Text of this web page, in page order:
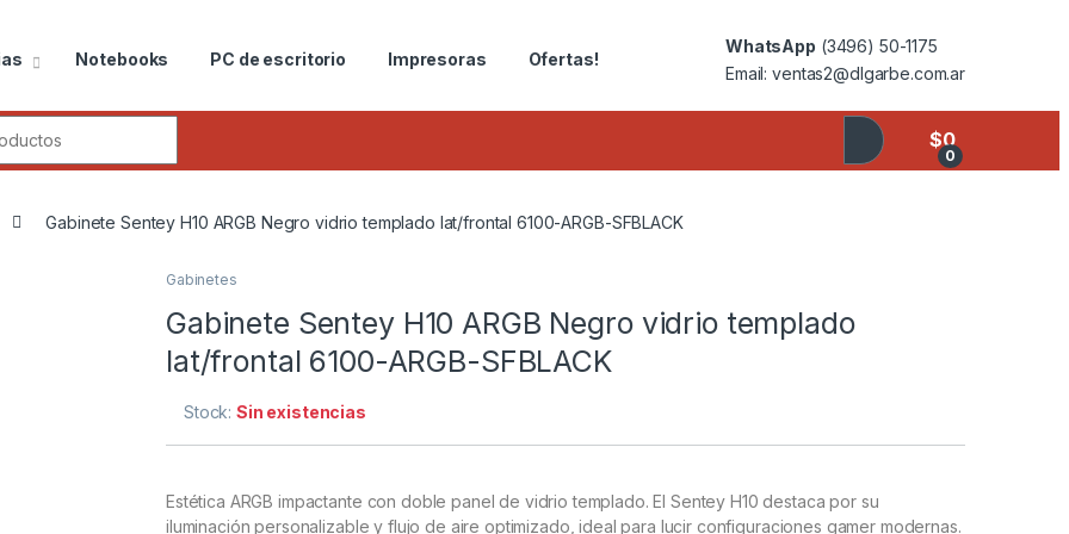
Notebooks PC de escritorio Impresoras Ofertas!
WhatsApp (3496) 50-1175
Email: ventas2@dlgarbe.com.ar
0
$0
Gabinete Sentey H10 ARGB Negro vidrio templado lat/frontal 6100-ARGB-SFBLACK
Gabinetes
Gabinete Sentey H10 ARGB Negro vidrio templado
lat/frontal 6100-ARGB-SFBLACK
Stock:Sin existencias
Estética ARGB impactante con doble panel de vidrio templado. El Sentey H10 destaca por su
iluminación personalizable y flujo de aire optimizado, ideal para lucir configuraciones gamer modernas.